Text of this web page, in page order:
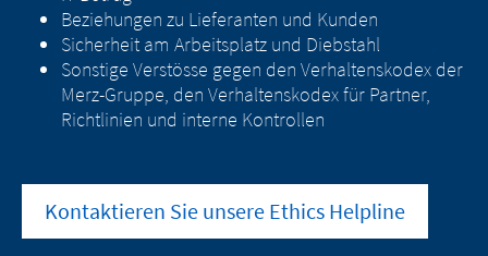
Beziehungen zu Lieferanten und Kunden
Sicherheit am Arbeitsplatz und Diebstahl
Sonstige Verstösse gegen den Verhaltenskodex der
Merz-Gruppe, den Verhaltenskodex für Partner,
Richtlinien und interne Kontrollen
Kontaktieren Sie unsere Ethics Helpline